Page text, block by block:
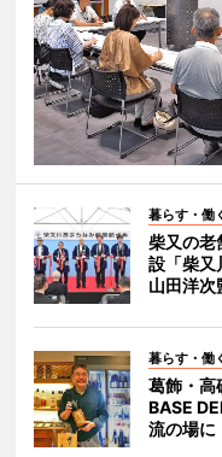
暮らす・働
柴又の老
設「柴
山田洋次
暮らす・働
葛飾・高
BASE
流の場に